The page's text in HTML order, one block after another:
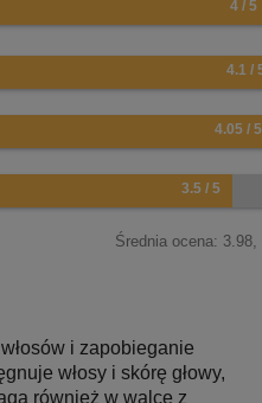
Średnia ocena: 3.98,
i zapobieganie
włosy i skórę głowy,
również w walce z